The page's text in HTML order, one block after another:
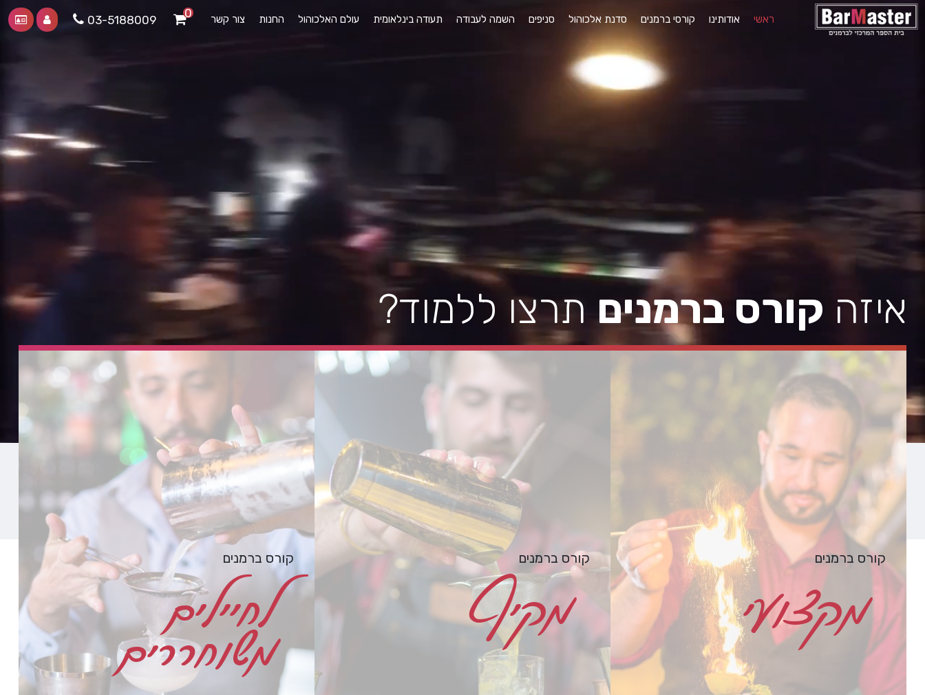
ראשי אודותינו קורסי ברמנים סדנת אלכוהול סניפים השמה לעבודה תעודה בינלאומית עולם האלכוהול החנות צור קשר 0
03-5188009
איזה קורס ברמניםתרצו ללמוד?
קורס ברמנים
מקצועי
קורס ברמנים
מקיף
קורס ברמנים
לחיילים
משוחררים